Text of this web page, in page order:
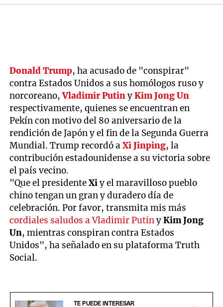
Donald Trump, ha acusado de "conspirar"
contra Estados Unidos a sus homólogos ruso y
norcoreano,Vladimir PutinyKim Jong Un
respectivamente, quienes se encuentran en
Pekín con motivo del 80 aniversario de la
rendición de Japón y el fin de la Segunda Guerra
Mundial. Trump recordó aXi Jinping, la
contribución estadounidense a su victoria sobre
el país vecino.
"Que el presidenteXiy el maravilloso pueblo
chino tengan un gran y duradero día de
celebración. Por favor, transmita mis más
cordiales saludos a Vladimir PutinyKim Jong
Un, mientras conspiran contra Estados
Unidos", ha señalado en su plataforma Truth
Social.
TE PUEDE INTERESAR